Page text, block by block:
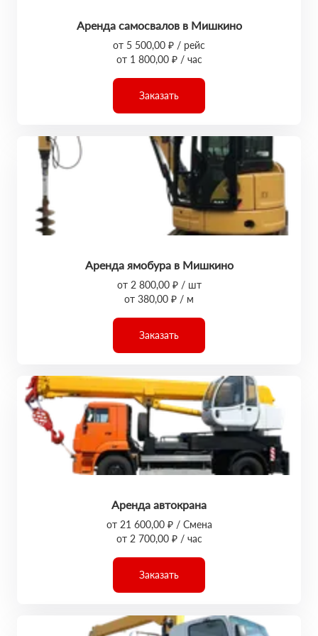
Аренда самосвалов в Мишкино
от 5 500,00 ₽ / рейс
от 1 800,00 ₽ / час
Заказать
Аренда ямобура в Мишкино
от 2 800,00 ₽ / шт
от 380,00 ₽ / м
Заказать
Аренда автокрана
от 21 600,00 ₽ / Смена
от 2 700,00 ₽ / час
Заказать